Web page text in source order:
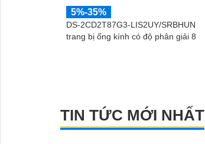
5%-35%
DS-2CD2T87G3-LIS2UY/SRBHUN
trang bị ống kính có độ phân giải 8
TIN TỨC MỚI NHẤT